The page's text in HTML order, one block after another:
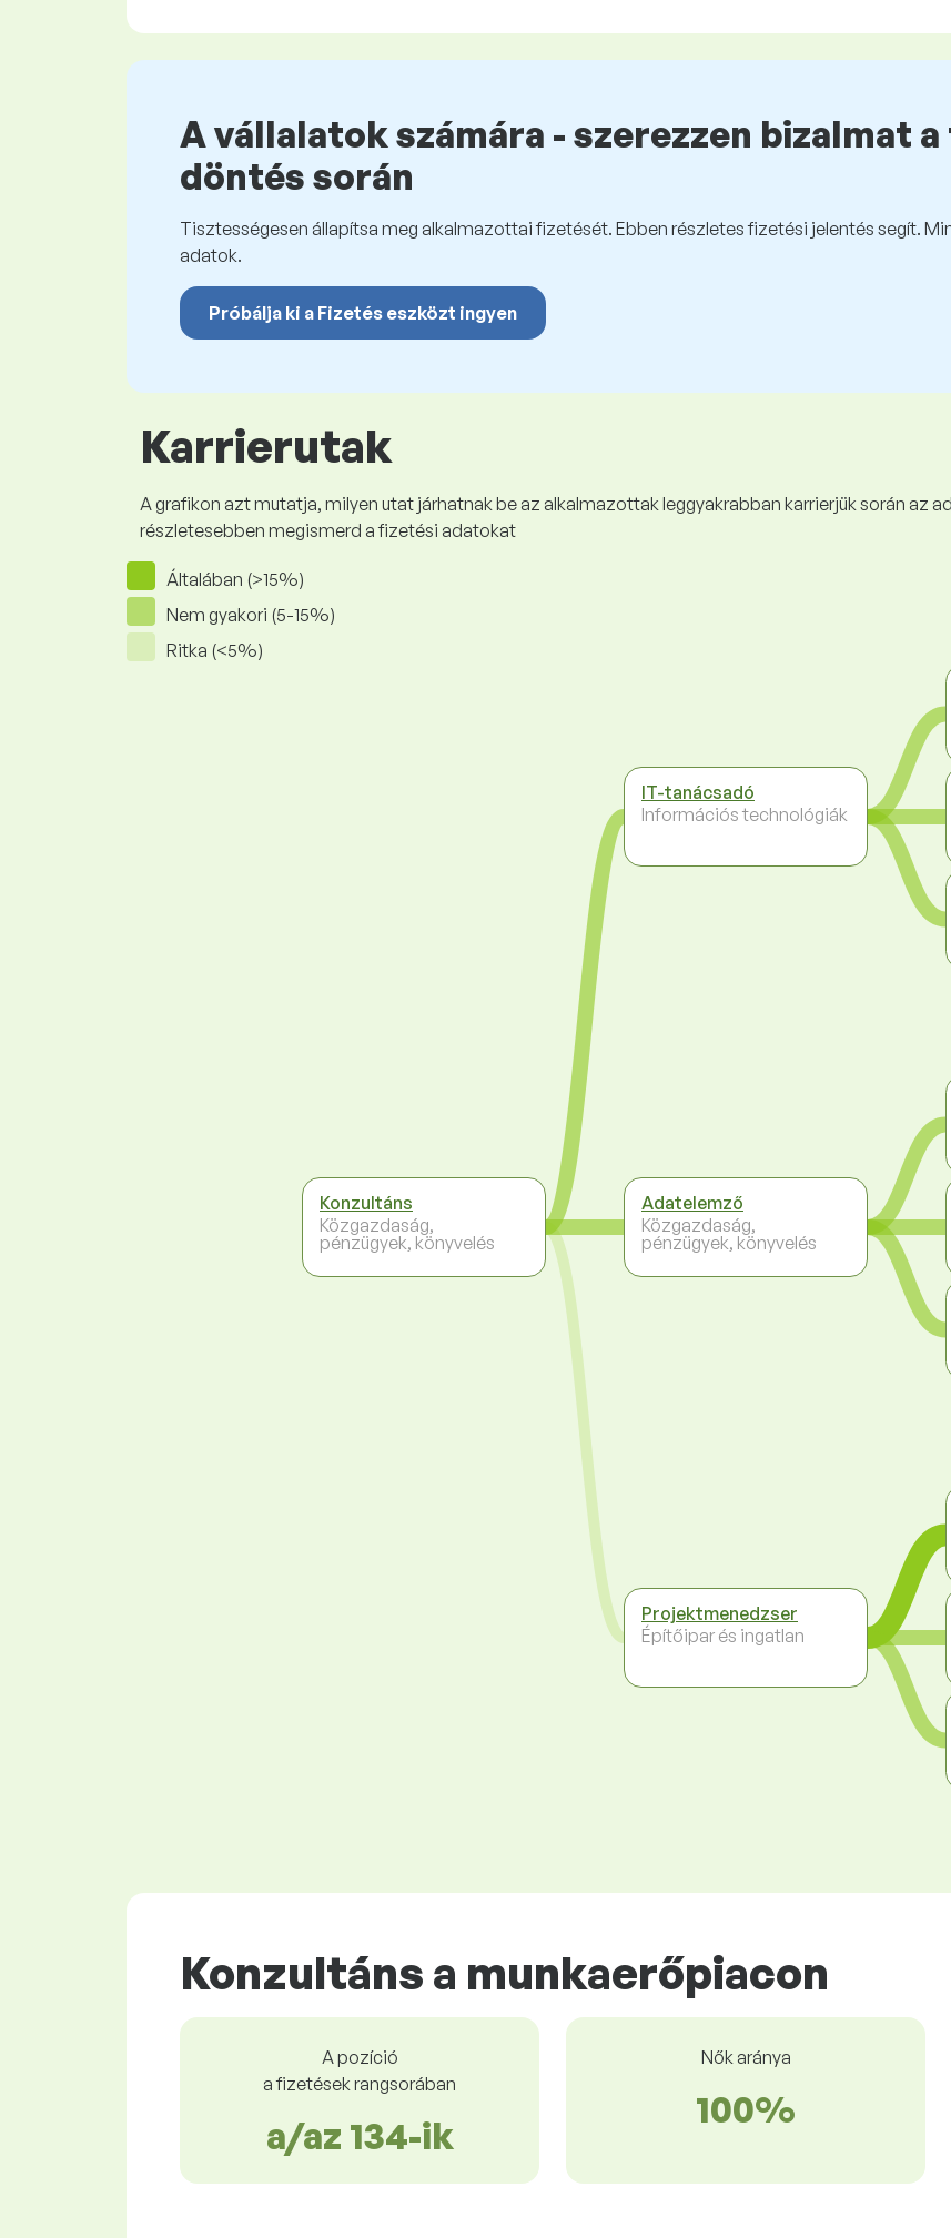
A vállalatok számára - szerezzen bizalmat
döntés során
Tisztességesen állapítsa meg alkalmazottai fizetését. Ebben részletes fizetési jelentés segít.
adatok.
Próbálja ki a Fizetés eszközt ingyen
Karrierutak
A grafikon azt mutatja, milyen utat járhatnak be az alkalmazottak leggyakrabban karrierjük során az
részletesebben megismerd a fizetési adatokat
Általában (>15%)
Nem gyakori (5-15%)
Ritka (<5%)
Konzultáns
Közgazdaság,
pénzügyek, könyvelés
IT-tanácsadó
Információs technológiák
Adatelemző
Közgazdaság,
pénzügyek, könyvelés
Projektmenedzser
Építőipar és ingatlan
Konzultáns a munkaerőpiacon
A pozíció
a fizetések rangsorában
a/az 134-ik
Nők aránya
100%